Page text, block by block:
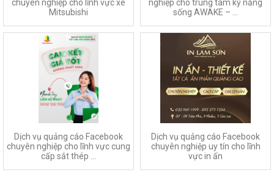
chuyên nghiệp cho lĩnh vực xe
Mitsubishi
nghiệp cho trung tâm kỹ năng
sống AWAKE – ...
Dịch vụ quảng cáo Facebook
chuyên nghiệp cho lĩnh vực cung
cấp sắt thép ...
Dịch vụ quảng cáo Facebook
chuyên nghiệp uy tín cho lĩnh
vực in ấn